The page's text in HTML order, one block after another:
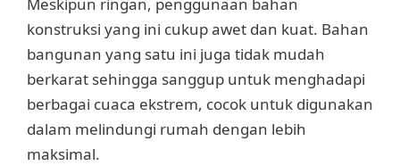
Meskipun ringan, penggunaan bahan
konstruksi yang ini cukup awet dan kuat. Bahan
bangunan yang satu ini juga tidak mudah
berkarat sehingga sanggup untuk menghadapi
berbagai cuaca ekstrem, cocok untuk digunakan
dalam melindungi rumah dengan lebih
maksimal.